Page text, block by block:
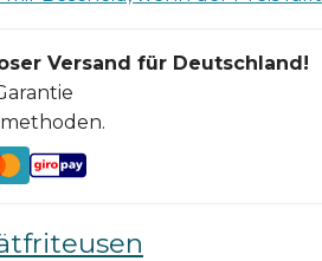
Versand für Deutschland!